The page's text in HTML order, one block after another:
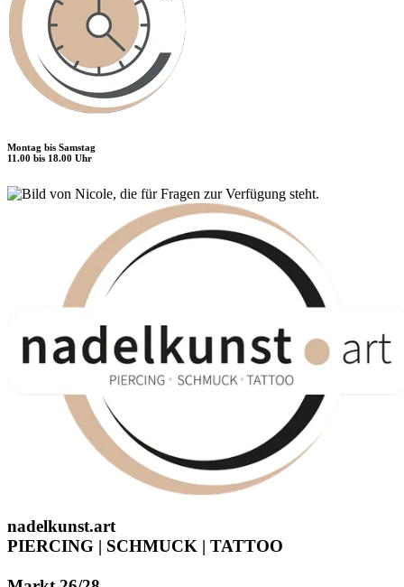
Montag bis Samstag
11.00 bis 18.00 Uhr
nadelkunst.art
PIERCING | SCHMUCK | TATTOO